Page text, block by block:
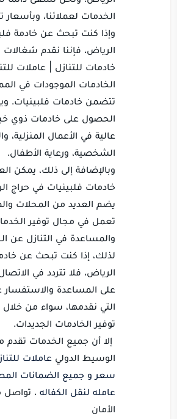
الخدمات لعملائنا، وبأسعار
وإذا كنت تبحث عن خادمة
الرياض، فإننا نقدم شغالات
خادمات للتنازل | عاملات
الخادمات الموجودات في
تتضمن خادمات فلبينيات.
الحصول على خادمات ذوي
عالية في الأعمال المنزلية،
الشخصية، ورعاية الأطفال.
وبالإضافة إلى ذلك، يمكن
خادمات فلبينيات في حراج
يضم العديد من المحلات
تعمل في مجال توفير
والمساعدة في التنازل عن
لذلك، إذا كنت تبحث عن
الرياض، فلا تتردد في
على المساعدة والاستفسار
التي نقدمها، سواء من خلال
توفير الخادمات الجديدات.
إلا أن جميع الخدمات
الوسيط الدولي عاملات
سعر و جميع الضمانات
عامله لنقل الكفاله ،
الأمان